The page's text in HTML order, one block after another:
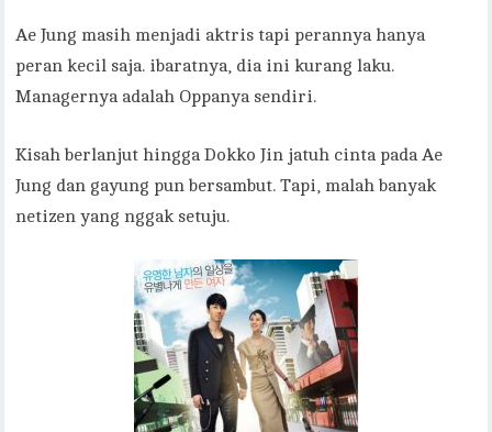
Ae Jung masih menjadi aktris tapi perannya hanya
peran kecil saja. ibaratnya, dia ini kurang laku.
Managernya adalah Oppanya sendiri.
Kisah berlanjut hingga Dokko Jin jatuh cinta pada Ae
Jung dan gayung pun bersambut. Tapi, malah banyak
netizen yang nggak setuju.